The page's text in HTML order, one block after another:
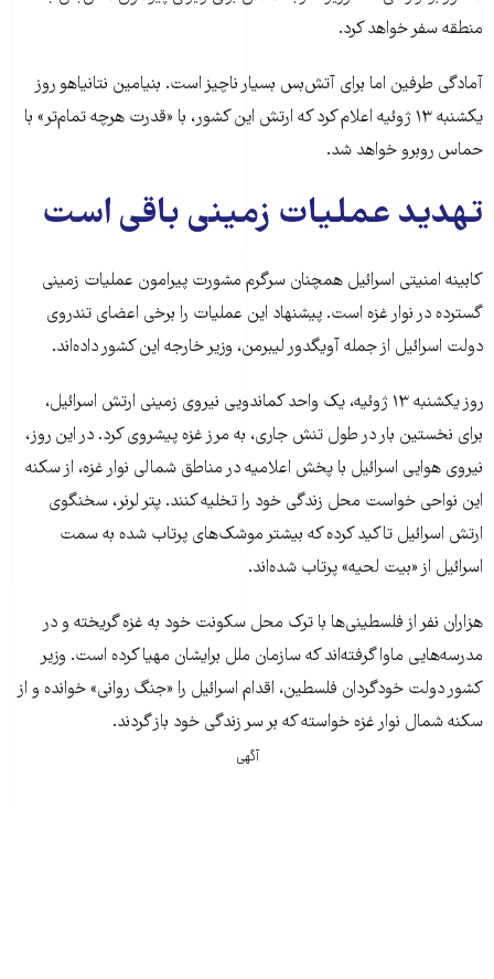
منطقه سفر خواهد کرد.
آمادگی طرفین اما برای آتش‌بس بسیار ناچیز است. بنیامین نتانیاهو روز
یکشنبه ۱۳ ژوئیه اعلام کرد که ارتش این کشور، با «قدرت هرچه تمام‌تر» با
حماس روبرو خواهد شد.
تهدید عملیات زمینی باقی است
کابینه امنیتی اسرائیل همچنان سرگرم مشورت پیرامون عملیات زمینی
گسترده در نوار غزه است. پیشنهاد این عملیات را برخی اعضای تندروی
دولت اسرائیل از جمله آویگدور لیبرمن، وزیر خارجه این کشور داده‌اند.
روز یکشنبه ۱۳ ژوئیه، یک واحد کماندویی نیروی زمینی ارتش اسرائیل،
برای نخستین بار در طول تنش جاری، به مرز غزه پیشروی کرد. در این روز،
نیروی هوایی اسرائیل با پخش اعلامیه‌ در مناطق شمالی نوار غزه، از سکنه
این نواحی خواست محل زندگی خود را تخلیه کنند. پتر لرنر، سخنگوی
ارتش اسرائیل تاکید کرده که بیشتر موشک‌های پرتاب شده به سمت
اسرائیل از «بیت لحیه» پرتاب شده‌اند.
هزاران نفر از فلسطینی‌ها با ترک محل سکونت خود به غزه گریخته و در
مدرسه‌هایی ماوا گرفته‌اند که سازمان ملل برایشان مهیا کرده است. وزیر
کشور دولت خودگردان فلسطین، اقدام اسرائیل را «جنگ روانی» خوانده و از
سکنه شمال نوار غزه خواسته که بر سر زندگی خود باز گردند.
آگهی